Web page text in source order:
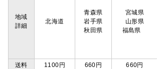
地域
詳細
北海道
青森県
岩手県
秋田県
宮城県
山形県
福島県
送料
1100円 660円 660円